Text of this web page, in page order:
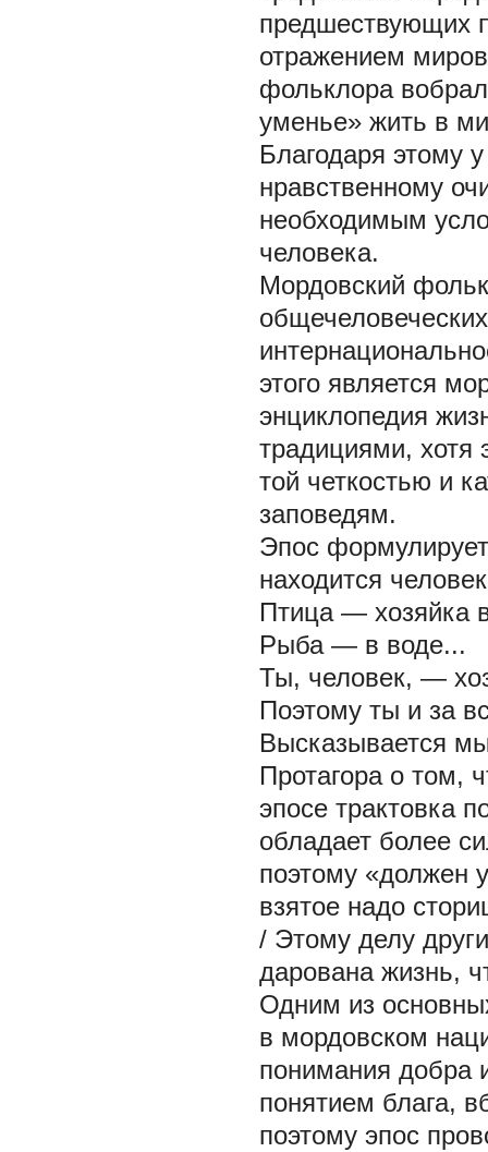
предшествующих
отражением
фольклора
уменье» жить в
Благодаря этому
нравственному
необходимым
человека.
Мордовский
этого является
энциклопедия
традициями,
той четкостью и
заповедям.
Эпос
находится
Птица — хозяйка
Рыба — в воде...
Ты, человек, —
Поэтому ты и за
Высказывается
Протагора о том,
эпосе трактовка
обладает более
поэтому «должен
взятое надо
/ Этому делу
дарована жизнь,
Одним из
в мордовском
понимания добра
понятием блага,
поэтому эпос